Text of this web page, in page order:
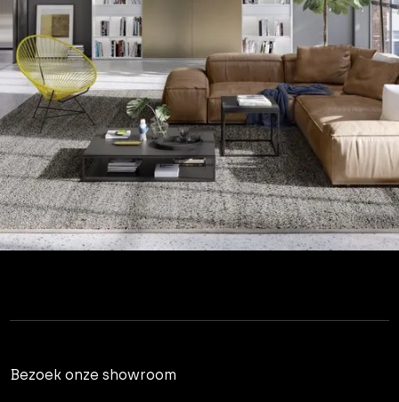
Bezoek onze showroom